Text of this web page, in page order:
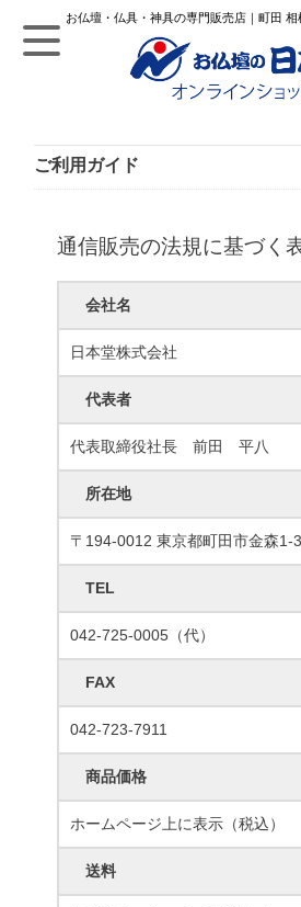
お仏壇・仏具・神具の専門販売店｜町田
ご利用ガイド
通信販売の法規に基づく
会社名
日本堂株式会社
代表者
代表取締役社長 前田 平八
所在地
〒194-0012 東京都町田市金森1-
TEL
042-725-0005（代）
FAX
042-723-7911
商品価格
ホームページ上に表示（税込）
送料